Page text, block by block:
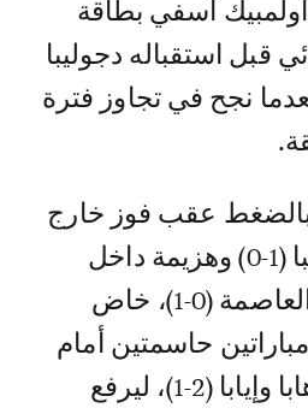
آسفي بطاقة
قبل استقباله دجوليبا
نجح في تجاوز فترة
بالضغط عقب فوز خارج
الميدان على دجوليبا (1-0) وهزيمة داخل
القواعد أمام اتحاد العاصمة (0-1)، خاض
حاسمتين أمام
سان بيدرو، ففاز ذهابا وإيابا (2-1)، ليرفع